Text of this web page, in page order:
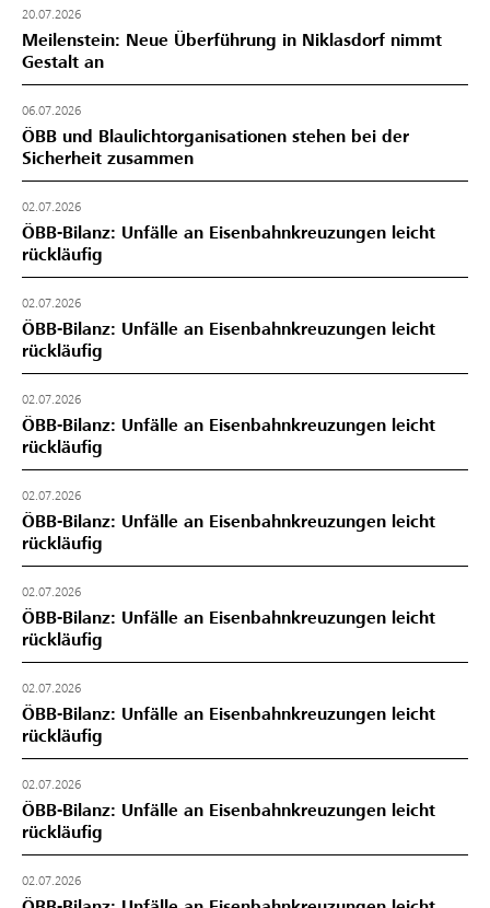
20.07.2026
Meilenstein: Neue Überführung in Niklasdorf nimmt
Gestalt an
06.07.2026
ÖBB und Blaulichtorganisationen stehen bei der
Sicherheit zusammen
02.07.2026
ÖBB-Bilanz: Unfälle an Eisenbahnkreuzungen leicht
rückläufig
02.07.2026
ÖBB-Bilanz: Unfälle an Eisenbahnkreuzungen leicht
rückläufig
02.07.2026
ÖBB-Bilanz: Unfälle an Eisenbahnkreuzungen leicht
rückläufig
02.07.2026
ÖBB-Bilanz: Unfälle an Eisenbahnkreuzungen leicht
rückläufig
02.07.2026
ÖBB-Bilanz: Unfälle an Eisenbahnkreuzungen leicht
rückläufig
02.07.2026
ÖBB-Bilanz: Unfälle an Eisenbahnkreuzungen leicht
rückläufig
02.07.2026
ÖBB-Bilanz: Unfälle an Eisenbahnkreuzungen leicht
rückläufig
02.07.2026